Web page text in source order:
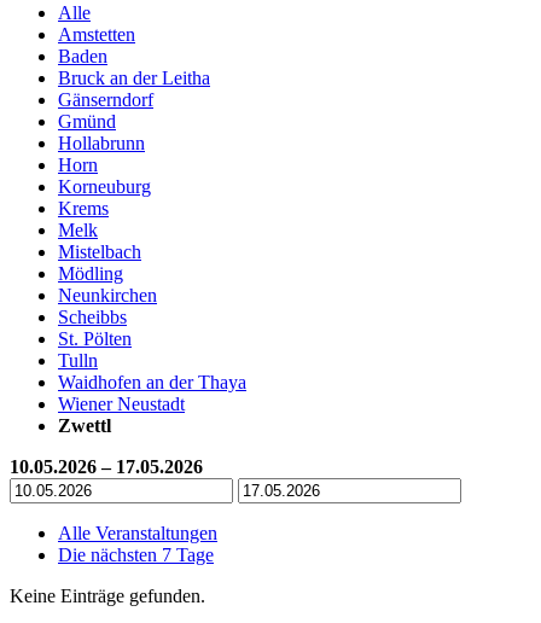
Alle
Amstetten
Baden
Bruck an der Leitha
Gänserndorf
Gmünd
Hollabrunn
Horn
Korneuburg
Krems
Melk
Mistelbach
Mödling
Neunkirchen
Scheibbs
St. Pölten
Tulln
Waidhofen an der Thaya
Wiener Neustadt
Zwettl
10.05.2026 – 17.05.2026
Alle Veranstaltungen
Die nächsten 7 Tage
Keine Einträge gefunden.